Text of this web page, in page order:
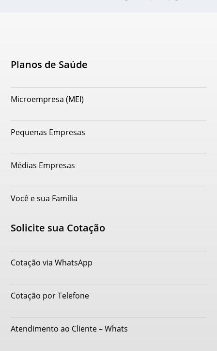
Planos de Saúde
Microempresa (MEI)
Pequenas Empresas
Médias Empresas
Você e sua Família
Solicite sua Cotação
Cotação via WhatsApp
Cotação por Telefone
Atendimento ao Cliente – Whats